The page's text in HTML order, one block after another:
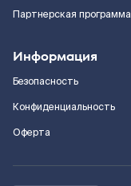
Партнерская программа
Информация
Безопасность
Конфиденциальность
Оферта